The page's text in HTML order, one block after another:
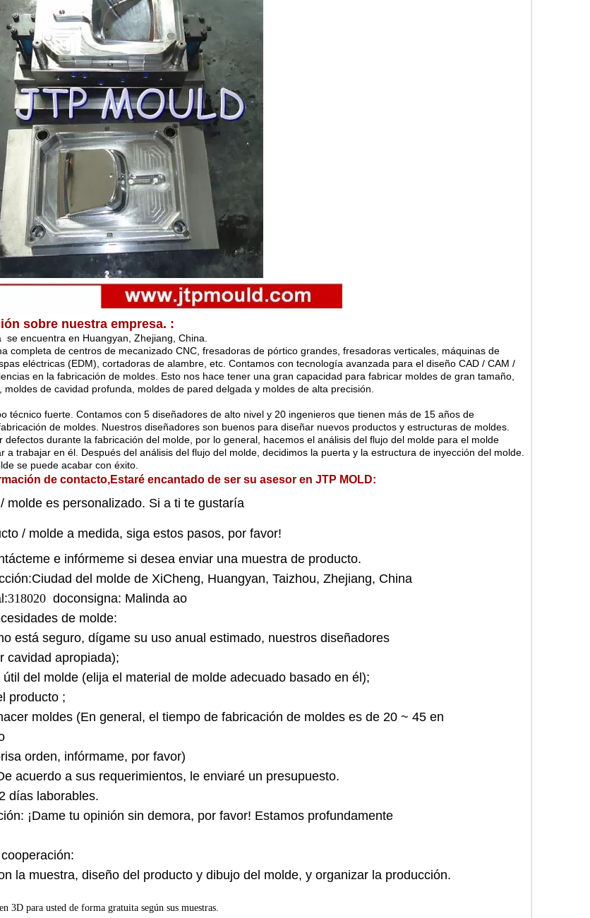
sobre nuestra empresa. :
se encuentra en Huangyan, Zhejiang, China.
completa de centros de mecanizado CNC, fresadoras de pórtico grandes, fresadoras verticales, máquinas de
eléctricas (EDM), cortadoras de alambre, etc. Contamos con tecnología avanzada para el diseño CAD / CAM /
en la fabricación de moldes. Esto nos hace tener una gran capacidad para fabricar moldes de gran tamaño,
moldes de cavidad profunda, moldes de pared delgada y moldes de alta precisión.
técnico fuerte. Contamos con 5 diseñadores de alto nivel y 20 ingenieros que tienen más de 15 años de
de moldes. Nuestros diseñadores son buenos para diseñar nuevos productos y estructuras de moldes.
defectos durante la fabricación del molde, por lo general, hacemos el análisis del flujo del molde para el molde
a trabajar en él. Después del análisis del flujo del molde, decidimos la puerta y la estructura de inyección del molde.
se puede acabar con éxito.
de contacto,Estaré encantado de ser su asesor en JTP MOLD:
molde es personalizado. Si a ti te gustaría
/ molde a medida, siga estos pasos, por favor!
e infórmeme si desea enviar una muestra de producto.
:Ciudad del molde de XiCheng, Huangyan, Taizhou, Zhejiang, China
:318020 doconsigna: Malinda ao
de molde:
está seguro, dígame su uso anual estimado, nuestros diseñadores
cavidad apropiada);
útil del molde (elija el material de molde adecuado basado en él);
producto ;
moldes (En general, el tiempo de fabricación de moldes es de 20 ~ 45 en
orden, infórmame, por favor)
acuerdo a sus requerimientos, le enviaré un presupuesto.
días laborables.
: ¡Dame tu opinión sin demora, por favor! Estamos profundamente
:
la muestra, diseño del producto y dibujo del molde, y organizar la producción.
3D para usted de forma gratuita según sus muestras.